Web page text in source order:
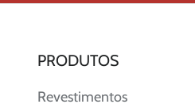
PRODUTOS
Revestimentos